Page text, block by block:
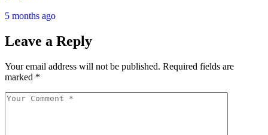
5 months ago
Leave a Reply
Your email address will not be published. Required fields are
marked *